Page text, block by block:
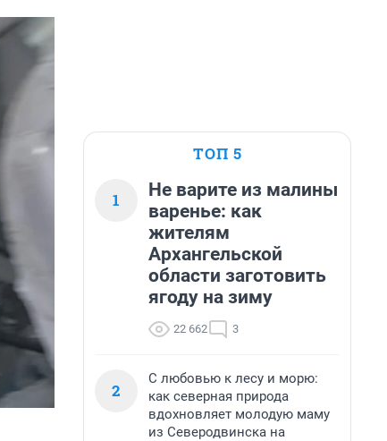
ТОП 5
1
Не варите из малины
варенье: как
жителям
Архангельской
области заготовить
ягоду на зиму
22 662 3
2
С любовью к лесу и морю:
как северная природа
вдохновляет молодую маму
из Северодвинска на